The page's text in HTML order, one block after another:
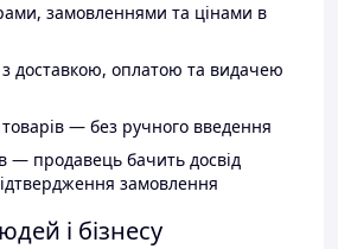
замовленнями та цінами в
з доставкою, оплатою та видачею
— без ручного введення
— продавець бачить досвід
замовлення
і бізнесу